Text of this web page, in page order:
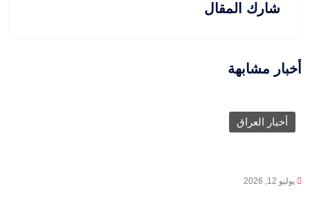
شارك المقال
أخبار مشابهة
أخبار العراق
يوليو 12, 2026